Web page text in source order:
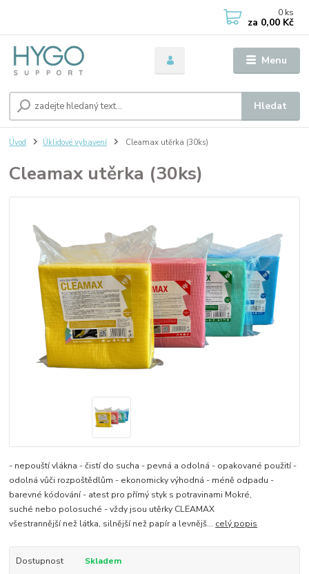
Menu
Hledat
0 ks
za 0,00 Kč
Úvod Úklidové vybavení Cleamax utěrka (30ks)
Cleamax utěrka (30ks)
​​- nepouští vlákna - čistí do sucha - pevná a odolná - opakované použití -
odolná vůči rozpoštědlům - ekonomicky výhodná - méně odpadu -
barevné kódování - atest pro přímý styk s potravinami Mokré,
suché nebo polosuché - vždy jsou utěrky CLEAMAX
všestrannější než látka, silnější než papír a levnějš... celý popis
Dostupnost
Skladem